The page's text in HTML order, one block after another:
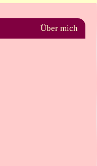
Über mich